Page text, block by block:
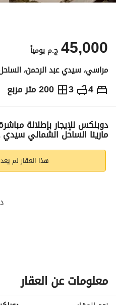
ج.م45,000 يومياً
مراسي، سيدي عبد الرحمن،
4
3 200 متر مربع ج.م45,000يومياً
الاماكن القريبة
دوبلكس للإيجار بإطلالة
مارينا الساحل الشمالي سيدي
هذا العقار لم
الأماكن
معلومات عن العقار